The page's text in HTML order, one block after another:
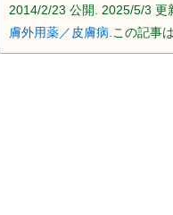
2014/2/23 公開. 2025/5/3 更
膚外用薬／皮膚病 .この記事